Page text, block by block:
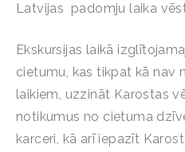
Latvijas padomju laika
Ekskursijas laikā
cietumu, kas tikpat kā nav
laikiem, uzzināt Karostas
notikumus no cietuma
karceri, kā arī iepazīt